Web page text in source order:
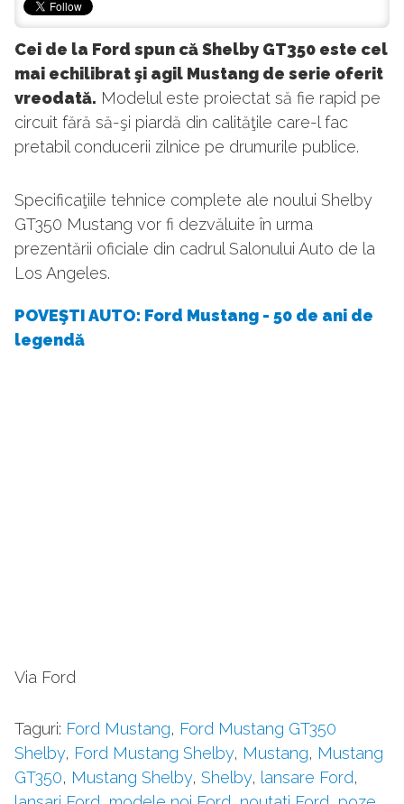
Cei de la Ford spun că Shelby GT350 este cel
mai echilibrat şi agil Mustang de serie oferit
vreodată. Modelul este proiectat să fie rapid pe
circuit fără să-şi piardă din calităţile care-l fac
pretabil conducerii zilnice pe drumurile publice.
Specificaţiile tehnice complete ale noului Shelby
GT350 Mustang vor fi dezvăluite în urma
prezentării oficiale din cadrul Salonului Auto de la
Los Angeles.
POVEŞTI AUTO: Ford Mustang - 50 de ani de
legendă
Via Ford
Taguri: Ford Mustang, Ford Mustang GT350
Shelby, Ford Mustang Shelby, Mustang, Mustang
GT350, Mustang Shelby, Shelby, lansare Ford,